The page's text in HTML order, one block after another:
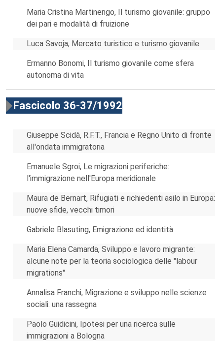
Maria Cristina Martinengo, Il turismo giovanile: gruppo
dei pari e modalità di fruizione
Luca Savoja, Mercato turistico e turismo giovanile
Ermanno Bonomi, Il turismo giovanile come sfera
autonoma di vita
Fascicolo 36-37/1992
Giuseppe Scidà, R.F.T., Francia e Regno Unito di fronte
all'ondata immigratoria
Emanuele Sgroi, Le migrazioni periferiche:
l'immigrazione nell'Europa meridionale
Maura de Bernart, Rifugiati e richiedenti asilo in Europa:
nuove sfide, vecchi timori
Gabriele Blasuting, Emigrazione ed identità
Maria Elena Camarda, Sviluppo e lavoro migrante:
alcune note per la teoria sociologica delle "labour
migrations"
Annalisa Franchi, Migrazione e sviluppo nelle scienze
sociali: una rassegna
Paolo Guidicini, Ipotesi per una ricerca sulle
immigrazioni a Bologna